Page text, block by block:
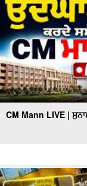
CM Mann LIVE |